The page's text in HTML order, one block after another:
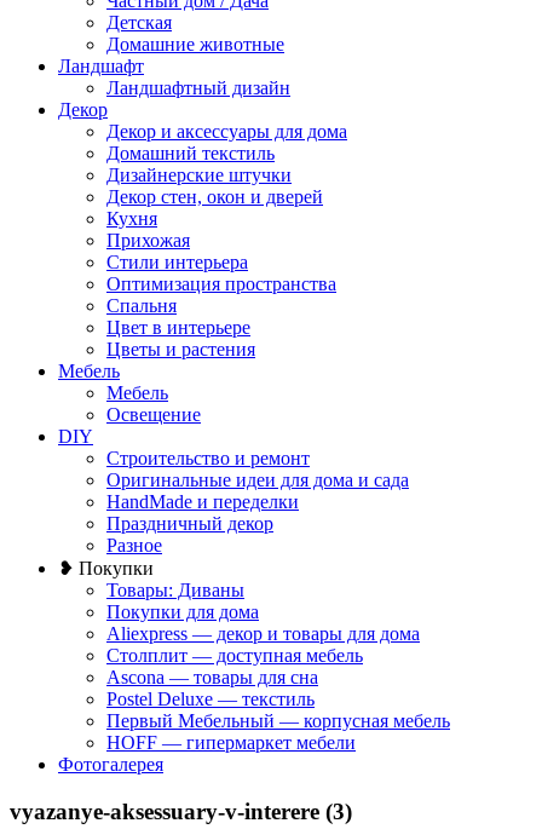
Детская
Домашние животные
Ландшафт
Ландшафтный дизайн
Декор
Декор и аксессуары для дома
Домашний текстиль
Дизайнерские штучки
Декор стен, окон и дверей
Кухня
Прихожая
Стили интерьера
Оптимизация пространства
Спальня
Цвет в интерьере
Цветы и растения
Мебель
Мебель
Освещение
DIY
Строительство и ремонт
Оригинальные идеи для дома и сада
HandMade и переделки
Праздничный декор
Разное
❥ Покупки
Товары: Диваны
Покупки для дома
Aliexpress — декор и товары для дома
Столплит — доступная мебель
Ascona — товары для сна
Postel Deluxe — текстиль
Первый Мебельный — корпусная мебель
HOFF — гипермаркет мебели
Фотогалерея
vyazanye-aksessuary-v-interere (3)